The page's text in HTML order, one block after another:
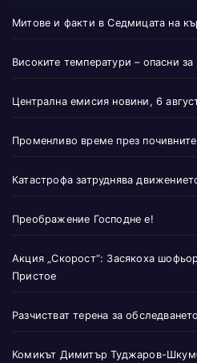
Митове и факти в Седмицата на
Високите температури – опасни за
Централна емисия новини, 6
Променливо време през
Катастрофа затруднява
Преображение Господне е!
Акция „Скорост“: Засякоха
Пристое
Разчистват терена за
Комикът Димитър Туджаров-